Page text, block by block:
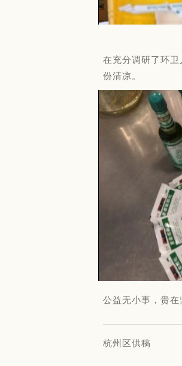
在充分调研了环
份清凉。
公益无小事，贵
杭州区供稿